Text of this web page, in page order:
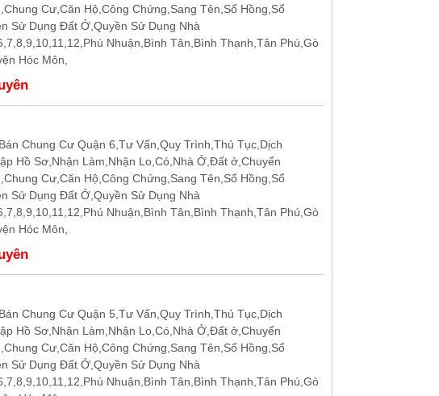
Cư,Căn Hộ,Công Chứng,Sang Tên,Sổ Hồng,Sổ
Sử Dụng Đất Ở,Quyền Sử Dụng Nhà
Nhuận,Bình Tân,Bình Thạnh,Tân Phú,Gò
Hóc Môn,
Chung Cư Quận 6,Tư Vấn,Quy Trình,Thủ Tục,Dịch
Hồ Sơ,Nhận Làm,Nhận Lo,Có,Nhà Ở,Đất ở,Chuyển
Cư,Căn Hộ,Công Chứng,Sang Tên,Sổ Hồng,Sổ
Sử Dụng Đất Ở,Quyền Sử Dụng Nhà
Nhuận,Bình Tân,Bình Thạnh,Tân Phú,Gò
Hóc Môn,
Chung Cư Quận 5,Tư Vấn,Quy Trình,Thủ Tục,Dịch
Hồ Sơ,Nhận Làm,Nhận Lo,Có,Nhà Ở,Đất ở,Chuyển
Cư,Căn Hộ,Công Chứng,Sang Tên,Sổ Hồng,Sổ
Sử Dụng Đất Ở,Quyền Sử Dụng Nhà
Nhuận,Bình Tân,Bình Thạnh,Tân Phú,Gò